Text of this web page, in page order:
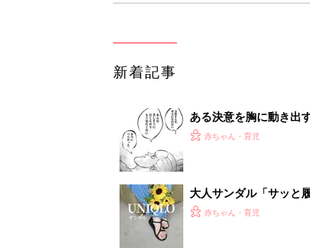
新着記事
ある決意を胸に動き出
赤ちゃん・育児
大人サンダル「サッと
赤ちゃん・育児